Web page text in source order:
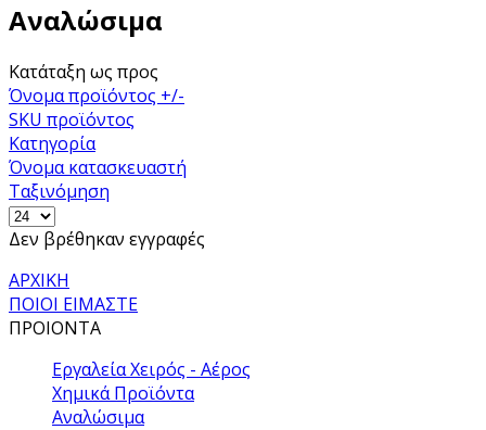
Αναλώσιμα
Κατάταξη ως προς
Όνομα προϊόντος +/-
SKU προϊόντος
Κατηγορία
Όνομα κατασκευαστή
Ταξινόμηση
Δεν βρέθηκαν εγγραφές
ΑΡΧΙΚΗ
ΠΟΙΟΙ ΕΙΜΑΣΤΕ
ΠΡΟΙΟΝΤΑ
Εργαλεία Χειρός - Αέρος
Χημικά Προϊόντα
Αναλώσιμα